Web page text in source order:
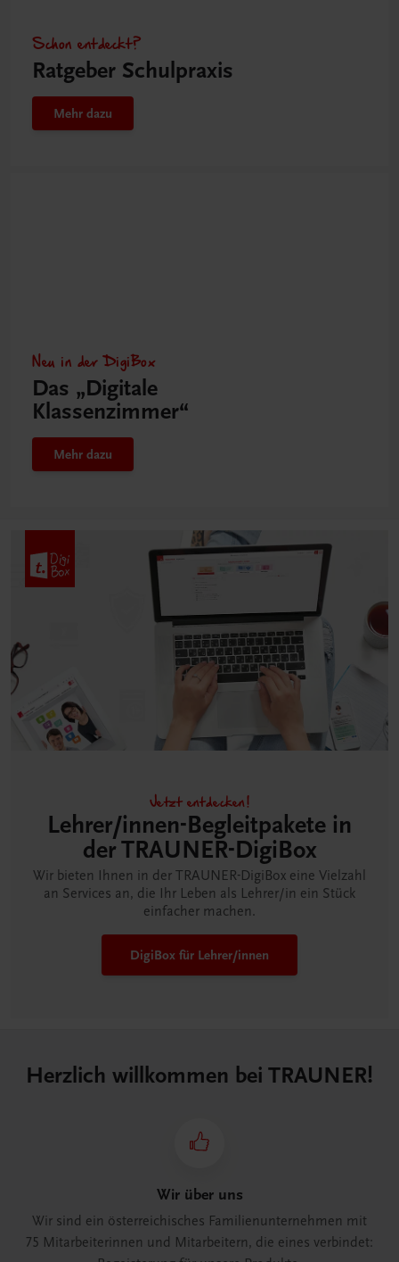
Schon entdeckt?
Ratgeber Schulpraxis
Mehr dazu
Neu in der DigiBox
Das „Digitale
Klassenzimmer“
Mehr dazu
Jetzt entdecken!
Lehrer/innen-Begleitpakete in
der TRAUNER-DigiBox
Wir bieten Ihnen in der TRAUNER-DigiBox eine Vielzahl
an Services an, die Ihr Leben als Lehrer/in ein Stück
einfacher machen.
DigiBox für Lehrer/innen
Herzlich willkommen bei TRAUNER!
Wir über uns
Wir sind ein österreichisches Familienunternehmen mit
75 Mitarbeiterinnen und Mitarbeitern, die eines verbindet: